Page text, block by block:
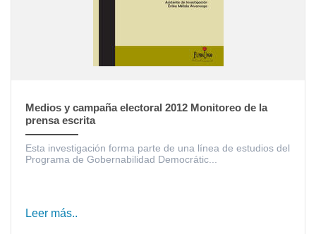
Medios y campaña electoral 2012 Monitoreo de la
prensa escrita
Esta investigación forma parte de una línea de estudios del
Programa de Gobernabilidad Democrátic...
Leer más..